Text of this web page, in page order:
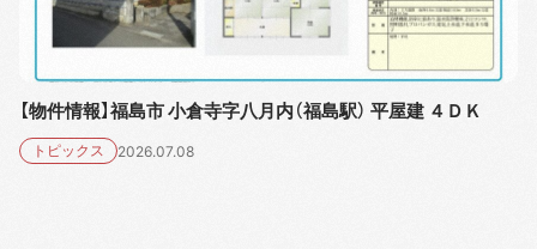
【物件情報】福島市 小倉寺字八月内（福島駅） 平屋建 ４ＤＫ
トピックス 2026.07.08